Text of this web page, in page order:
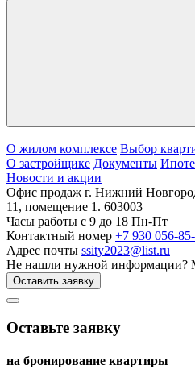
О жилом комплексе Выбор
О застройщике Документы
Новости и акции
Офис продаж г. Нижний
11, помещение 1. 603003
Часы работы c 9 до 18 Пн-Пт
Контактный номер +7 930 056-
Адрес почты ssity2023@list.ru
Не нашли нужной информации?
Оставить заявку
Оставьте заявку
на бронирование квартиры